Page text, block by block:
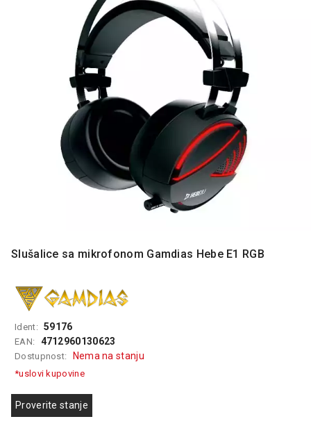
RAČUNARSKE
KOMPONENTE
RAČUNARSKE
PERIFERIJE
GAMING
EELEKTRO
ZAŠTITA
SOLARNI
SISTEMI
Slušalice sa mikrofonom Gamdias Hebe E1 RGB
Ident: 59176
EAN: 4712960130623
Dostupnost: Nema na stanju
*uslovi kupovine
Proverite stanje